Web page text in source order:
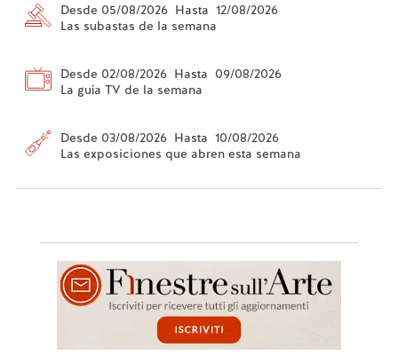
Desde 05/08/2026 Hasta 12/08/2026
Las subastas de la semana
Desde 02/08/2026 Hasta 09/08/2026
La guía TV de la semana
Desde 03/08/2026 Hasta 10/08/2026
Las exposiciones que abren esta semana